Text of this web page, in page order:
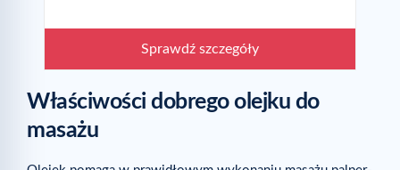
Sprawdź szczegóły
Właściwości dobrego olejku do
masażu